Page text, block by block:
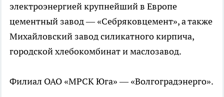
электроэнергией крупнейший в Европе
цементный завод — «Себряковцемент», а также
Михайловский завод силикатного кирпича,
городской хлебокомбинат и маслозавод.
Филиал ОАО «МРСК Юга» — «Волгоградэнерго».